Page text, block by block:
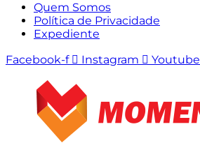
Quem Somos
Política de Privacidade
Expediente
Facebook-f
Instagram Youtube